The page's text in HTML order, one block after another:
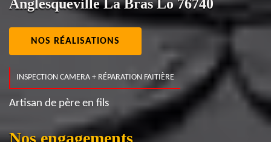
Anglesqueville La Bras Lo 76740
NOS RÉALISATIONS
INSPECTION CAMERA + RÉPARATION FAITIÈRE
Artisan de père en fils
Nos engagements